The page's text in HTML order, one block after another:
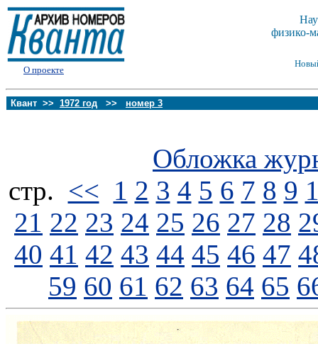
О проекте
физико-
Квант >> 1972 год >> номер 3
Обложка
стp. << 1 2 3 4 5 6 7 8 9
21 22 23 24 25 26 27 28
40 41 42 43 44 45 46 47
59 60 61 62 63 64 65